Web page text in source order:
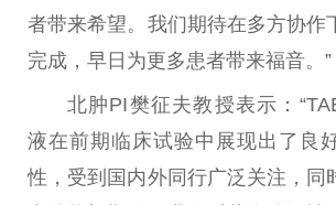
者带来希望。我们期待在多方协作
完成，早日为更多患者带来福音。”
北肿PI樊征夫教授表示：
液在前期临床试验中展现出了良
性 ，受到国内外同行广泛关注，同